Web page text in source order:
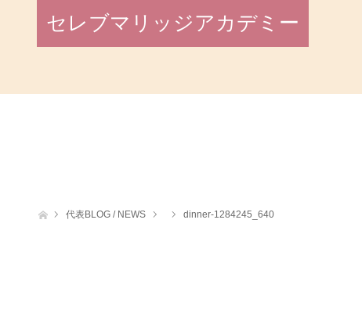
セレブマリッジアカデミー
ホーム代表BLOG / NEWS dinner-1284245_640